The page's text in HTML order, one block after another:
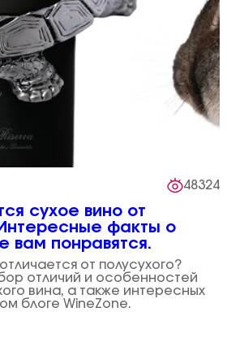
48324
сухое вино от
Интересные факты о
вам понравятся.
от полусухого?
отличий и особенностей
вина, а также интересных
блоге WineZone.